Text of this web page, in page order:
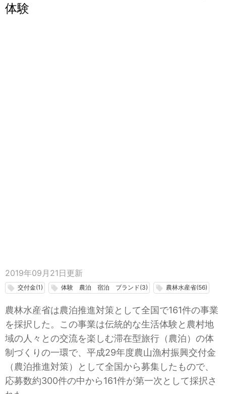
体験
2019年09月21日 更新
local_offer 交付金(1) local_offer 体験 農泊 宿泊 ブランド(3) local_offer 農林水産省(56)
農林水産省は農泊推進対策として全国で161件の事業
を採択した。この事業は伝統的な生活体験と農村地
域の人々との交流を楽しむ滞在型旅行（農泊）の体
制づくりの一環で、平成29年度農山漁村振興交付金
（農泊推進対策）として全国から募集したもので、
応募数約300件の中から161件が第一次として採択さ